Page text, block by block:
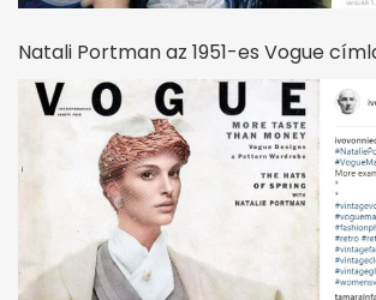
Natali Portman az 1951-es Vogue